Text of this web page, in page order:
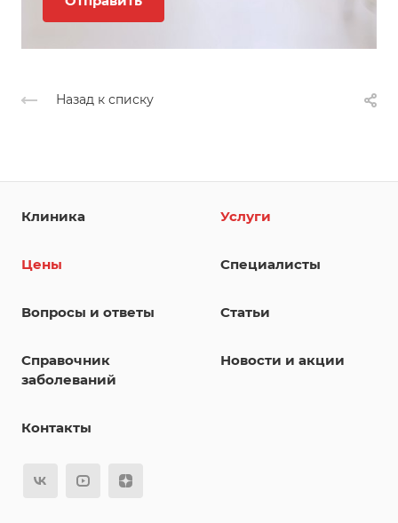
Назад к списку
Клиника Услуги
Цены Специалисты
Вопросы и ответы Статьи
Справочник
заболеваний
Новости и акции
Контакты